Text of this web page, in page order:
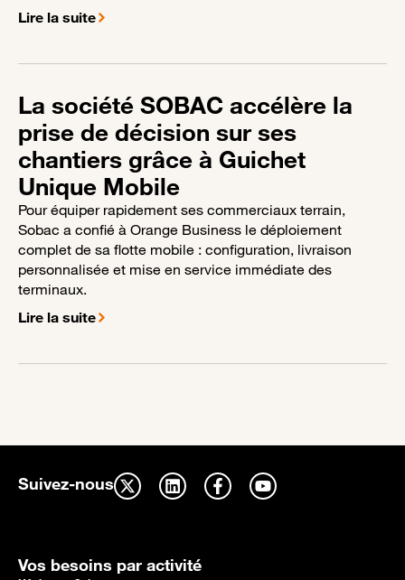
Lire la suite
La société SOBAC accélère la
prise de décision sur ses
chantiers grâce à Guichet
Unique Mobile
Pour équiper rapidement ses commerciaux terrain,
Sobac a confié à Orange Business le déploiement
complet de sa flotte mobile : configuration, livraison
personnalisée et mise en service immédiate des
terminaux.
Lire la suite
Suivez-nous
Vos besoins par activité